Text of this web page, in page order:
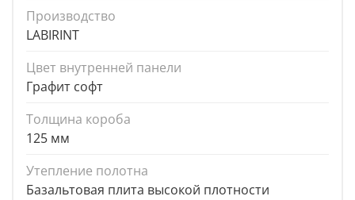
Производство
LABIRINT
Цвет внутренней панели
Графит софт
Толщина короба
125 мм
Утепление полотна
Базальтовая плита высокой плотности